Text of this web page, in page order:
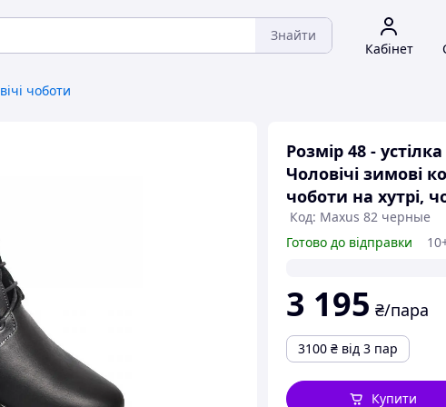
Знайти
Кабінет
чоботи
Розмір 48 -
Чоловічі зимові
чоботи на хутрі,
Код: Maxus 82 черные
Готово до відправки
3 195 ₴/пара
3100 ₴ від 3 пар
Купити